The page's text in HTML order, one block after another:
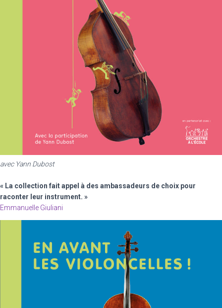
avec Yann Dubost
« La collection fait appel à des ambassadeurs de choix pour
raconter leur instrument. »
Emmanuelle Giuliani